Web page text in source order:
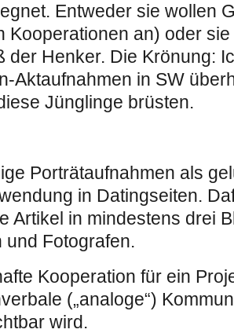
Entweder sie wollen
Kooperationen an) oder
der Henker. Die Krönung:
Aktaufnahmen in SW
Jünglinge brüsten.
Porträtaufnahmen als
in Datingseiten.
Artikel in mindestens drei
und Fotografen.
Kooperation für ein
(„analoge“)
wird.